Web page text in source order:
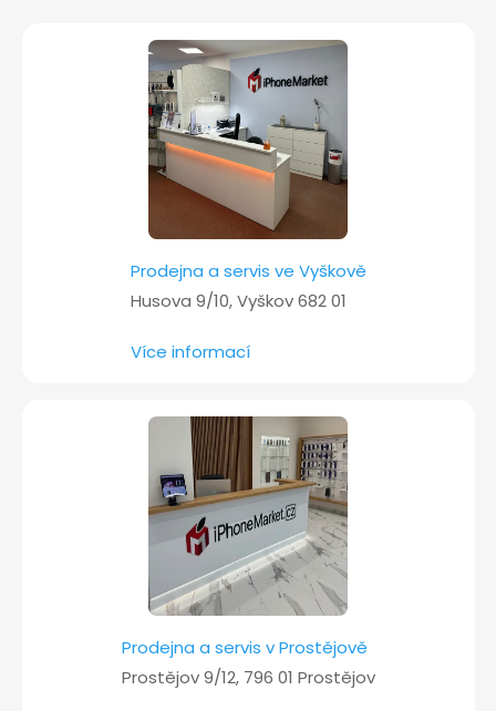
Prodejna a servis ve Vyškově
Husova 9/10, Vyškov 682 01
Více informací
Prodejna a servis v Prostějově
Prostějov 9/12, 796 01 Prostějov